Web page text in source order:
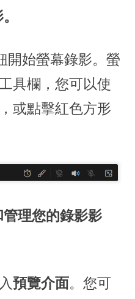
開始螢幕錄影。螢
具欄，您可以使
或點擊紅色方形
理您的錄影影
預覽介面。您可